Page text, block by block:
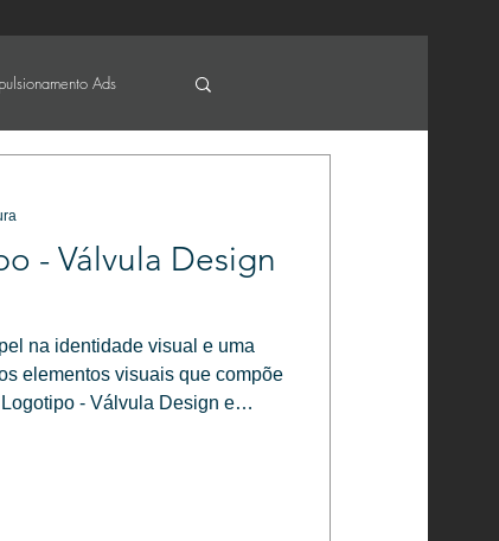
Ads
- Válvula Design
na identidade visual e uma